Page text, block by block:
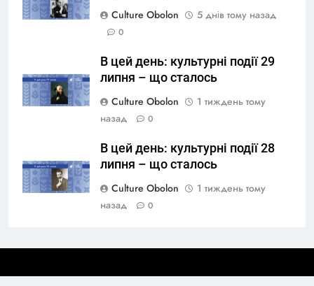
Culture Obolon
5 днів тому назад
0
В цей день: культурні події 29
липня – що сталось
Culture Obolon
1 тиждень тому
назад
0
В цей день: культурні події 28
липня – що сталось
Culture Obolon
1 тиждень тому
назад
0